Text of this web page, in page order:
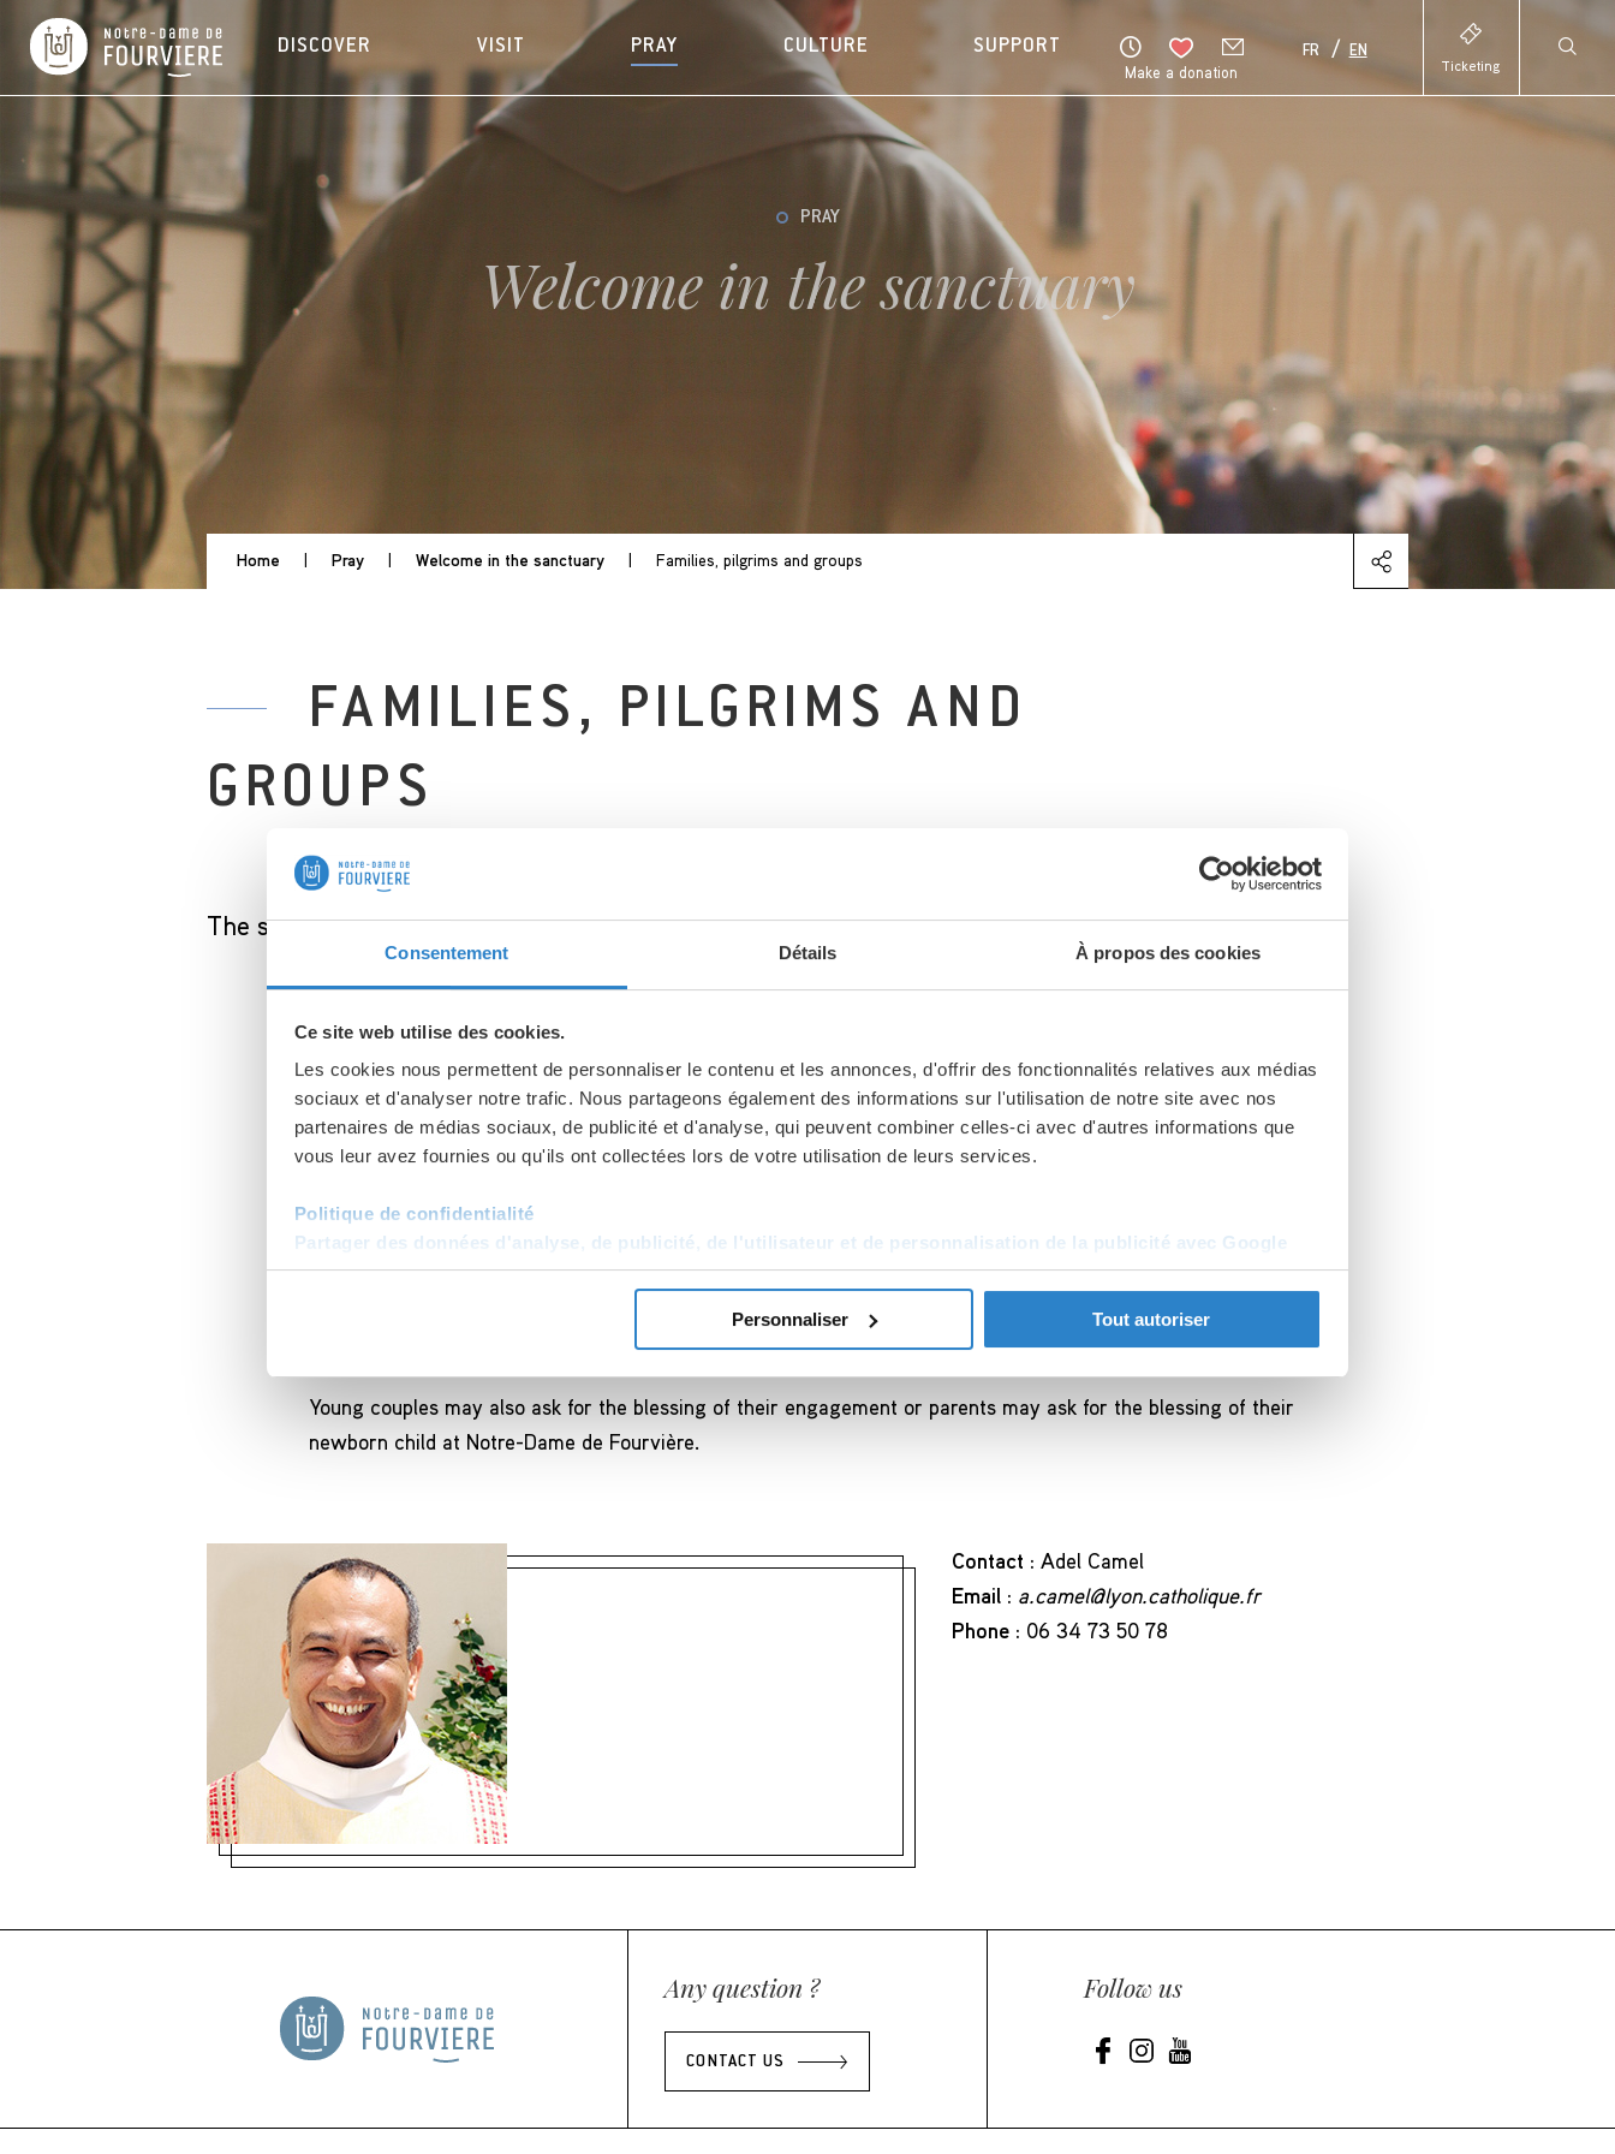
Consentement Détails À propos des cookies
Ce site web utilise des cookies.
Les cookies nous permettent de personnaliser le contenu et les annonces, d'offrir des fonctionnalités relatives aux médias
sociaux et d'analyser notre trafic. Nous partageons également des informations sur l'utilisation de notre site avec nos
partenaires de médias sociaux, de publicité et d'analyse, qui peuvent combiner celles-ci avec d'autres informations que
vous leur avez fournies ou qu'ils ont collectées lors de votre utilisation de leurs services.
Politique de confidentialité
Partager des données d'analyse, de publicité, de l'utilisateur et de personnalisation de la publicité avec Google
Personnaliser Tout autoriser
DISCOVER VISIT PRAY CULTURE
SUPPORT
Make a donation
FR EN
Ticketing
PRAY
Welcome in the sanctuary
Home | Pray | Welcome in the sanctuary | Families, pilgrims and groups
FAMILIES, PILGRIMS AND
GROUPS
The sanctuary welcomes groups, parishes, movements, pilgrims and families.
Would you like a personal welcome when you come to the sanctuary?
Contact the deacon of the sanctuary, Adel Camel, in charge of this service.
The deacon will answer requests for:
Organizing services
Booking of the new pilgrims’place, Saint Joseph space, for pastoral meetings or for a snacking pause
Young couples may also ask for the blessing of their engagement or parents may ask for the blessing of their
newborn child at Notre-Dame de Fourvière.
Contact : Adel Camel
Email : a.camel@lyon.catholique.fr
Phone : 06 34 73 50 78
Any question ?
CONTACT US
Follow us